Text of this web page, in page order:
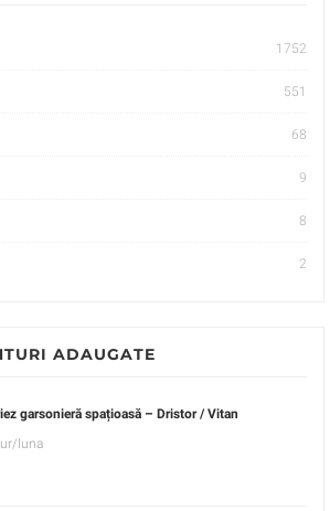
1752
551
68
9
8
2
ADAUGATE
garsonieră spațioasă – Dristor / Vitan
luna